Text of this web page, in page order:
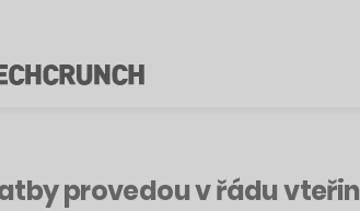
provedou v řádu vteřin